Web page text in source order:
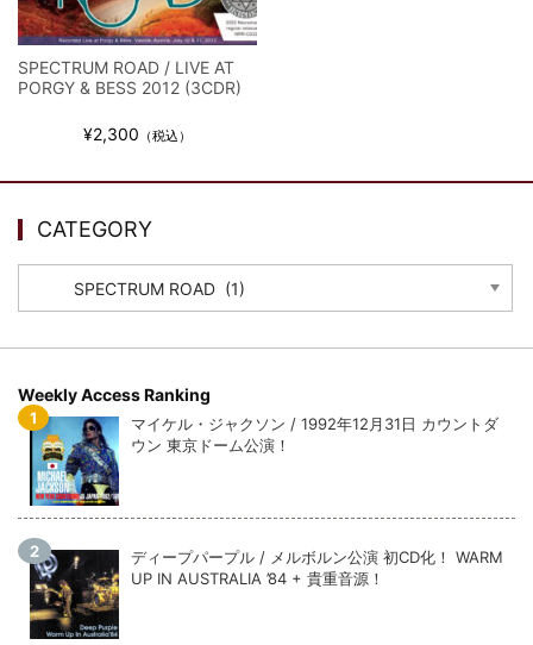
*NEW RELEASE (最新約3ヶ月)
2024.6.9
ジャーニー / 1979年5月8+9日 コロラド州 2公演 SBD 完全収録！
*NEW RELEASE (最新約3ヶ月)
*NEW RELEASE (最新約3ヶ月)
IEM+Aud！
ビリー・ジョエル / 2024年3月24日 100Aniv. 米M.S.G公演 完全
収録！
*NEW RELEASE (最新約3ヶ月)
全収録！
スコーピオンズ / 2024年6月15日 リスボン公演 FHD 完全収録！
*NEW RELEASE (最新約3ヶ月)
2024.6.20
マネスキン / 2024年6月9日 ドイツ ROCK AM RING 公演 FHD 完
全収録！
*NEW RELEASE (最新約3ヶ月)
2024.6.9
リアム・ギャラガー / 2024年6月1日 英国シェフィールド公演 完
全収録！
*NEW RELEASE (最新約3ヶ月)
メガデス / 2023年8月4日 ドイツ W.O.A. 公演 FHD 完全収録！
SPECTRUM ROAD / LIVE AT
PORGY & BESS 2012 (3CDR)
¥2,300 （税込）
CATEGORY
Weekly Access Ranking
マイケル・ジャクソン / 1992年12月31日 カウントダ
ウン 東京ドーム公演！
ディープパープル / メルボルン公演 初CD化！ WARM
UP IN AUSTRALIA ’84 + 貴重音源！